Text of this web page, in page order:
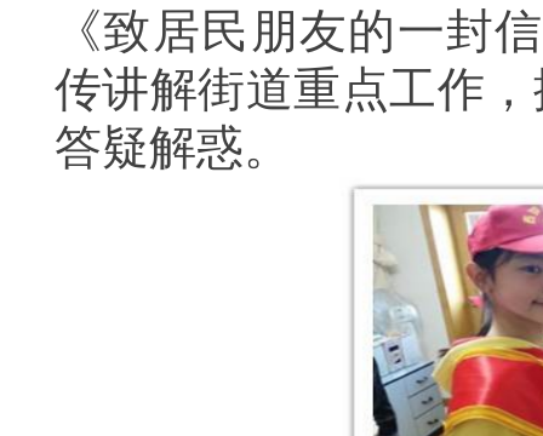
《致居民朋友的一封
传讲解街道重点工作
答疑解惑。